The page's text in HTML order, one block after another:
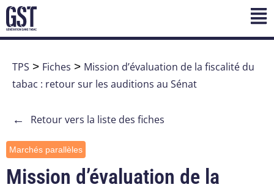
TPS > Fiches > Mission d’évaluation de la fiscalité du
tabac : retour sur les auditions au Sénat
← Retour vers la liste des fiches
Marchés parallèles
Mission d’évaluation de la